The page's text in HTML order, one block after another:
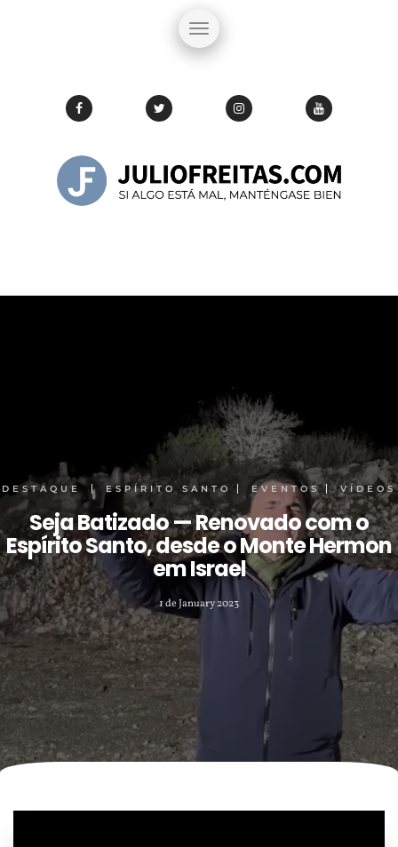
DESTAQUE ESPÍRITO SANTO EVENTOS VÍDEOS
Seja Batizado — Renovado com o
Espírito Santo, desde o Monte Hermon
em Israel
1 de January 2023